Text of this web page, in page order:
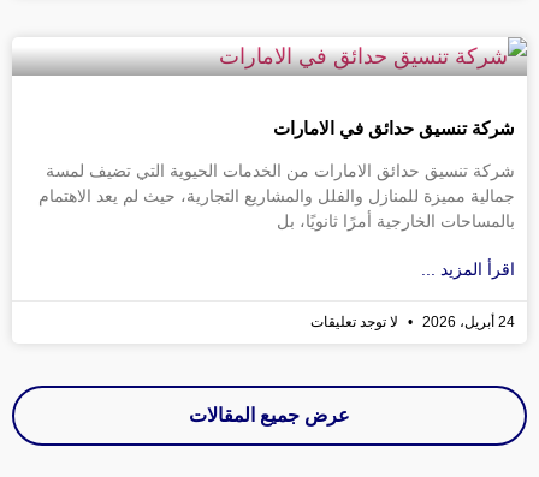
شركة تنسيق حدائق في الامارات
شركة تنسيق حدائق الامارات من الخدمات الحيوية التي تضيف لمسة
جمالية مميزة للمنازل والفلل والمشاريع التجارية، حيث لم يعد الاهتمام
بالمساحات الخارجية أمرًا ثانويًا، بل
اقرأ المزيد ...
24 أبريل، 2026 لا توجد تعليقات
عرض جميع المقالات